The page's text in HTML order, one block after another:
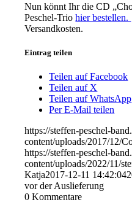
Nun könnt Ihr die CD
Peschel-Triohier bestellen.
Versandkosten.
Eintrag teilen
Teilen auf Facebook
Teilen auf X
Teilen auf WhatsApp
Per E-Mail teilen
https://steffen-peschel-
content/uploads/2017/12/
https://steffen-peschel-
content/uploads/2022/11/
Katja2017-12-11 14:42:04
vor der Auslieferung
0 Kommentare